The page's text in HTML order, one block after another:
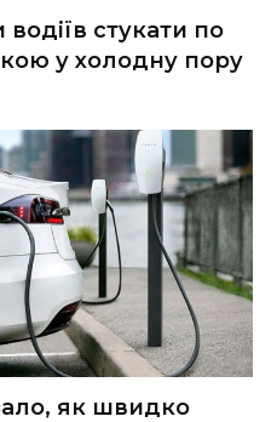
стукати по
у холодну пору
як швидко